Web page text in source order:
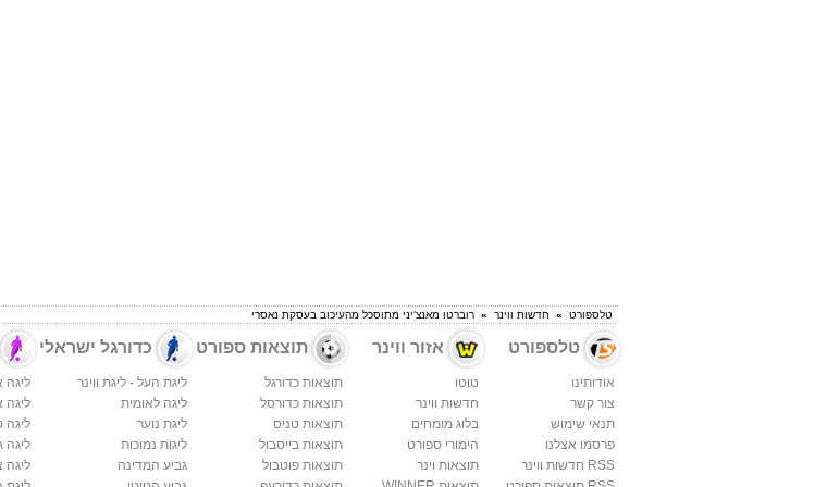
טלספורט » חדשות ווינר » רוברטו מאנצ'יני מתוסכל מהעיכוב בעסקת נאסרי
טלספורט
אודותינו
צור קשר
תנאי שימוש
פרסמו אצלנו
RSS חדשות ווינר
אזור ווינר
טוטו
חדשות ווינר
בלוג מומחים
הימורי ספורט
תוצאות וינר
תוצאות ספורט
תוצאות כדורגל
תוצאות כדורסל
תוצאות טניס
תוצאות בייסבול
תוצאות פוטבול
כדורגל ישראלי
ליגת העל - ליגת ווינר
ליגה לאומית
ליגת נוער
ליגות נמוכות
גביע המדינה
ליגה
ליגה
ליגה
ליגה
ליגה